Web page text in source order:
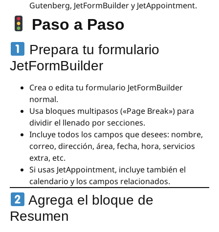
Gutenberg, JetFormBuilder y JetAppointment.
Paso a Paso
Prepara tu formulario
JetFormBuilder
Crea o edita tu formulario JetFormBuilder
normal.
Usa bloques multipasos («Page Break») para
dividir el llenado por secciones.
Incluye todos los campos que desees: nombre,
correo, dirección, área, fecha, hora, servicios
extra, etc.
Si usas JetAppointment, incluye también el
calendario y los campos relacionados.
Agrega el bloque de
Resumen